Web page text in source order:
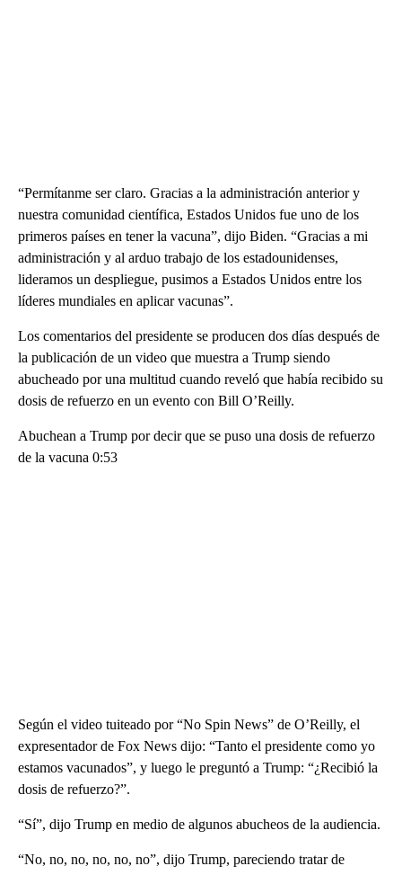
“Permítanme ser claro. Gracias a la administración anterior y
nuestra comunidad científica, Estados Unidos fue uno de los
primeros países en tener la vacuna”, dijo Biden. “Gracias a mi
administración y al arduo trabajo de los estadounidenses,
lideramos un despliegue, pusimos a Estados Unidos entre los
líderes mundiales en aplicar vacunas”.
Los comentarios del presidente se producen dos días después de
la publicación de un video que muestra a Trump siendo
abucheado por una multitud cuando reveló que había recibido su
dosis de refuerzo en un evento con Bill O’Reilly.
Abuchean a Trump por decir que se puso una dosis de refuerzo
de la vacuna 0:53
Según el video tuiteado por “No Spin News” de O’Reilly, el
expresentador de Fox News dijo: “Tanto el presidente como yo
estamos vacunados”, y luego le preguntó a Trump: “¿Recibió la
dosis de refuerzo?”.
“Sí”, dijo Trump en medio de algunos abucheos de la audiencia.
“No, no, no, no, no, no”, dijo Trump, pareciendo tratar de